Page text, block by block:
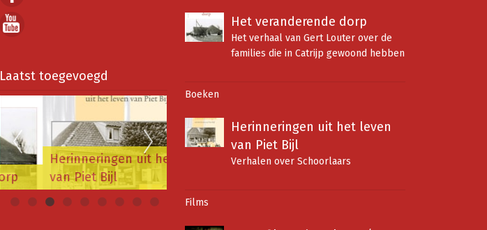
Laatst toegevoegd
Herinneringen uit het leven
van Piet Bijl
Het veranderende dorp
Het verhaal van Gert Louter over de
families die in Catrijp gewoond hebben
Boeken
Herinneringen uit het leven
van Piet Bijl
Verhalen over Schoorlaars
Films